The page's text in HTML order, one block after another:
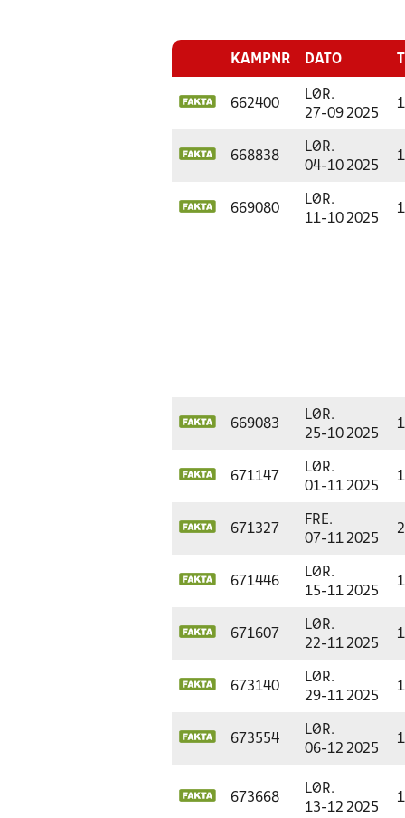
KAMPNR DATO
662400
LØR.
27-09 2025
668838
LØR.
04-10 2025
669080
LØR.
11-10 2025
669083
LØR.
25-10 2025
671147
LØR.
01-11 2025
671327
FRE.
07-11 2025
671446
LØR.
15-11 2025
671607
LØR.
22-11 2025
673140
LØR.
29-11 2025
673554
LØR.
06-12 2025
673668
LØR.
13-12 2025